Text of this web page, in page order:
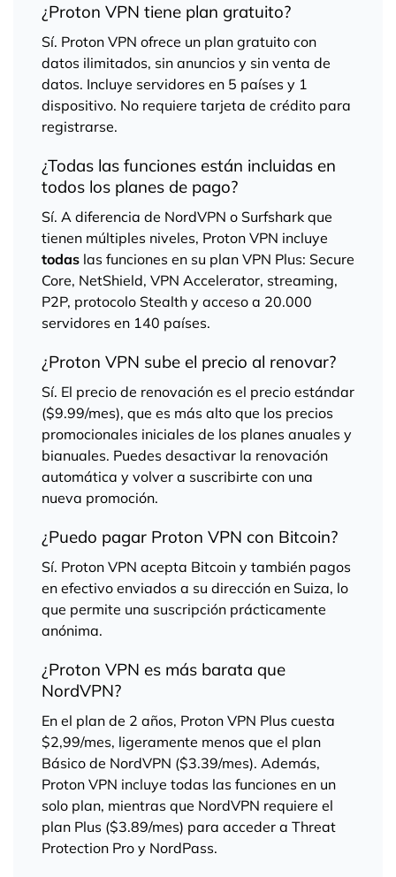
¿Proton VPN tiene plan gratuito?
Sí. Proton VPN ofrece un plan gratuito con
datos ilimitados, sin anuncios y sin venta de
datos. Incluye servidores en 5 países y 1
dispositivo. No requiere tarjeta de crédito para
registrarse.
¿Todas las funciones están incluidas en
todos los planes de pago?
Sí. A diferencia de NordVPN o Surfshark que
tienen múltiples niveles, Proton VPN incluye
todas las funciones en su plan VPN Plus: Secure
Core, NetShield, VPN Accelerator, streaming,
P2P, protocolo Stealth y acceso a 20.000
servidores en 140 países.
¿Proton VPN sube el precio al renovar?
Sí. El precio de renovación es el precio estándar
($9.99/mes), que es más alto que los precios
promocionales iniciales de los planes anuales y
bianuales. Puedes desactivar la renovación
automática y volver a suscribirte con una
nueva promoción.
¿Puedo pagar Proton VPN con Bitcoin?
Sí. Proton VPN acepta Bitcoin y también pagos
en efectivo enviados a su dirección en Suiza, lo
que permite una suscripción prácticamente
anónima.
¿Proton VPN es más barata que
NordVPN?
En el plan de 2 años, Proton VPN Plus cuesta
$2,99/mes, ligeramente menos que el plan
Básico de NordVPN ($3.39/mes). Además,
Proton VPN incluye todas las funciones en un
solo plan, mientras que NordVPN requiere el
plan Plus ($3.89/mes) para acceder a Threat
Protection Pro y NordPass.